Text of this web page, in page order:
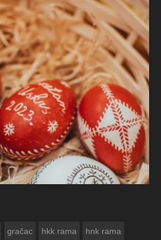
gračac hkk rama hnk rama